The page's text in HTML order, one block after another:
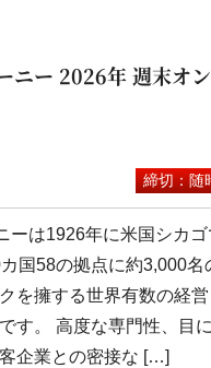
ニー 2026年 週末オ
締切：随
ーは1926年に米国シカゴ
国58の拠点に約3,000名
を擁する世界有数の経
す。 高度な専門性、目
企業との密接な […]